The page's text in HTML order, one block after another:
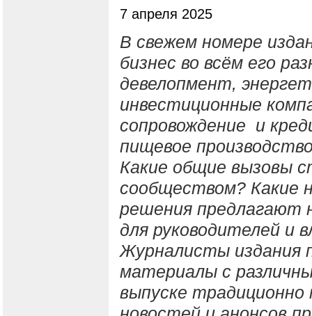
7 апреля 2025
В свежем номере
бизнес во всём его
девелопмент,
инвестиционные
сопровождение и
пищевое
Какие общие вызовы
сообществом? Какие
решения предлагают
для руководителей и
Журналисты издания
материалы с
выпуске